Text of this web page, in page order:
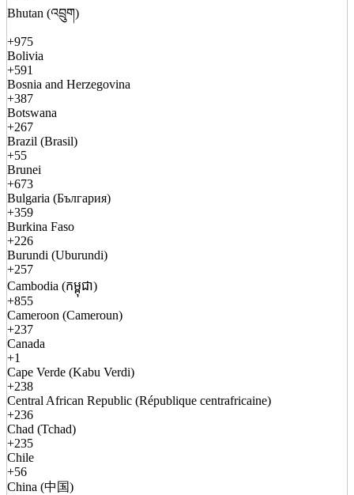
Bhutan (འབྲུག)
+975
Bolivia
+591
Bosnia and Herzegovina
+387
Botswana
+267
Brazil (Brasil)
+55
Brunei
+673
Bulgaria (България)
+359
Burkina Faso
+226
Burundi (Uburundi)
+257
Cambodia (កម្ពុជា)
+855
Cameroon (Cameroun)
+237
Canada
+1
Cape Verde (Kabu Verdi)
+238
Central African Republic (République centrafricaine)
+236
Chad (Tchad)
+235
Chile
+56
China (中国)